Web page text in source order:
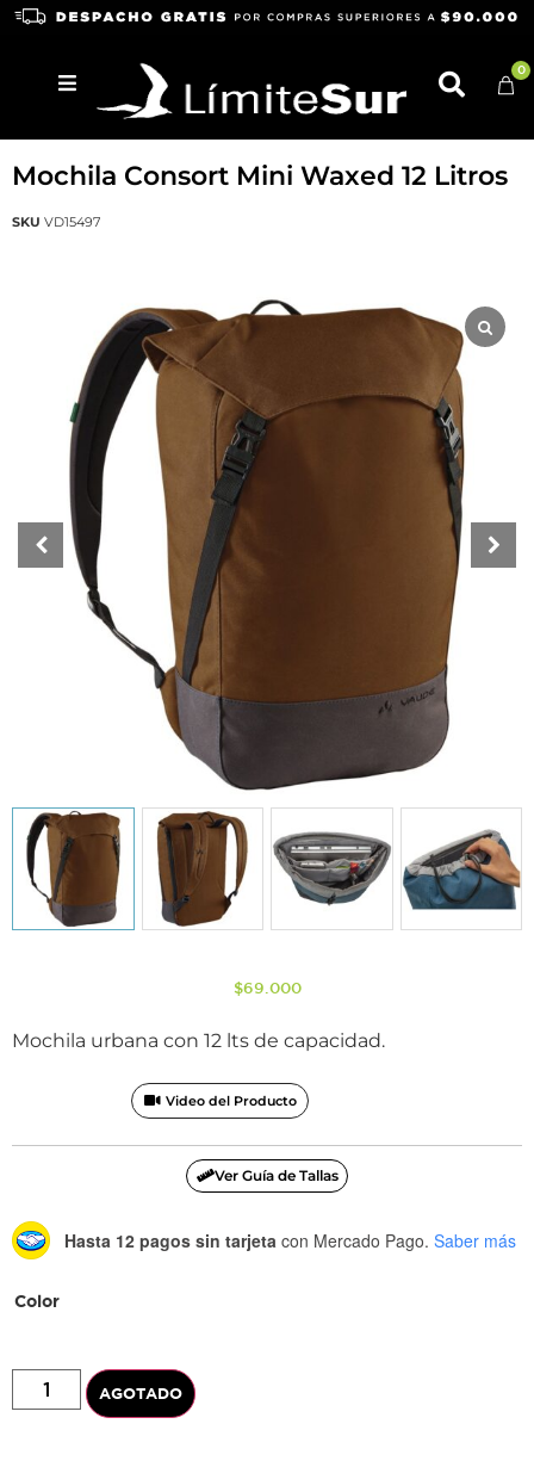
0
Mochila Consort Mini Waxed 12 Litros
SKU VD15497
$69.000
Mochila urbana con 12 lts de capacidad.
Video del Producto
Ver Guía de Tallas
Hasta 12 pagos sin tarjeta con Mercado Pago. Saber más
Color
AGOTADO